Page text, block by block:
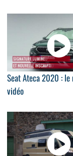
Seat Ateca 2020 : le
vidéo